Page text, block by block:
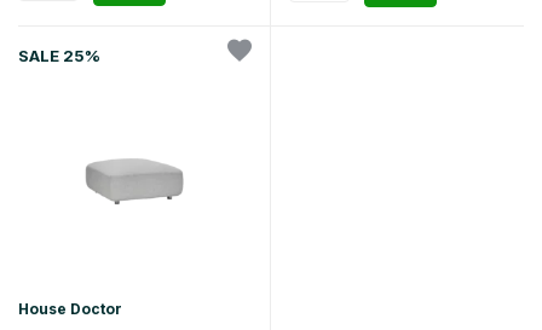
SALE 25%
House Doctor